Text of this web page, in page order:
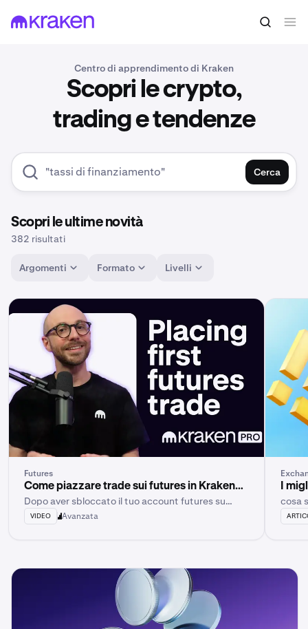
Centro di apprendimento di Kraken
Scopri le crypto,
trading e tendenze
Cerca
Scopri le ultime novità
382 risultati
Argomenti Formato Livelli
Futures
Come piazzare trade sui futures in Kraken
Pro
Dopo aver sbloccato il tuo account futures su
Kraken Pro e aver depositato i fondi, sei pronto per
il tuo primo trade sui futures.
VIDEO Avanzata
I
cosa